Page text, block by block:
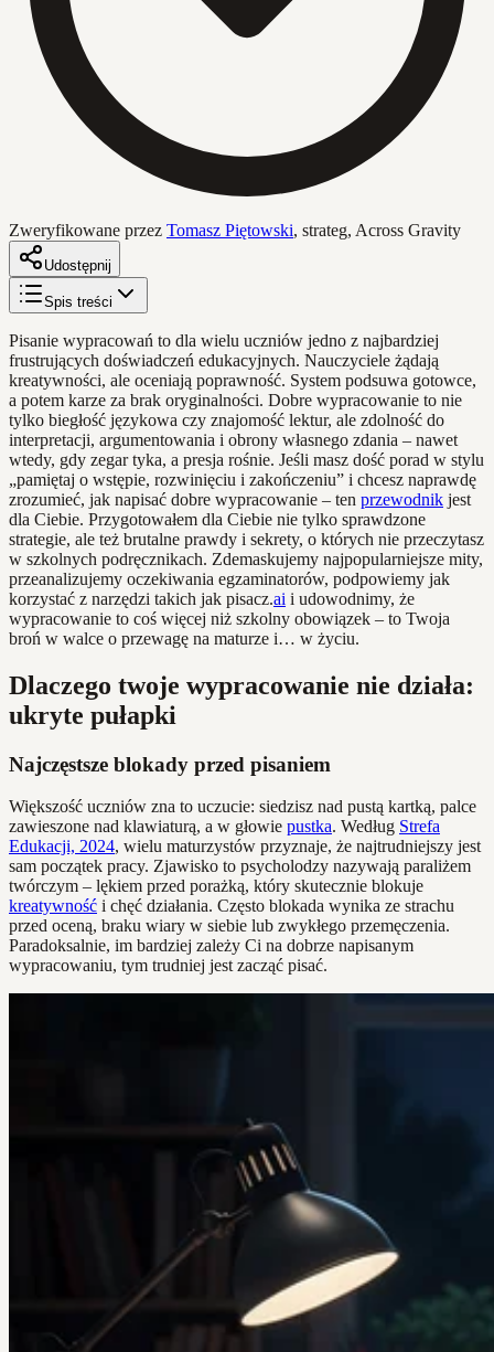
Zweryfikowane przez Tomasz Piętowski, strateg, Across Gravity
Udostępnij
Spis treści
Pisanie wypracowań to dla wielu uczniów jedno z najbardziej
frustrujących doświadczeń edukacyjnych. Nauczyciele żądają
kreatywności, ale oceniają poprawność. System podsuwa gotowce,
a potem karze za brak oryginalności. Dobre wypracowanie to nie
tylko biegłość językowa czy znajomość lektur, ale zdolność do
interpretacji, argumentowania i obrony własnego zdania – nawet
wtedy, gdy zegar tyka, a presja rośnie. Jeśli masz dość porad w stylu
„pamiętaj o wstępie, rozwinięciu i zakończeniu” i chcesz naprawdę
zrozumieć, jak napisać dobre wypracowanie – ten przewodnik jest
dla Ciebie. Przygotowałem dla Ciebie nie tylko sprawdzone
strategie, ale też brutalne prawdy i sekrety, o których nie przeczytasz
w szkolnych podręcznikach. Zdemaskujemy najpopularniejsze mity,
przeanalizujemy oczekiwania egzaminatorów, podpowiemy jak
korzystać z narzędzi takich jak pisacz.ai i udowodnimy, że
wypracowanie to coś więcej niż szkolny obowiązek – to Twoja
broń w walce o przewagę na maturze i… w życiu.
Dlaczego twoje wypracowanie nie działa:
ukryte pułapki
Najczęstsze blokady przed pisaniem
Większość uczniów zna to uczucie: siedzisz nad pustą kartką, palce
zawieszone nad klawiaturą, a w głowie pustka. Według Strefa
Edukacji, 2024, wielu maturzystów przyznaje, że najtrudniejszy jest
sam początek pracy. Zjawisko to psycholodzy nazywają paraliżem
twórczym – lękiem przed porażką, który skutecznie blokuje
kreatywność i chęć działania. Często blokada wynika ze strachu
przed oceną, braku wiary w siebie lub zwykłego przemęczenia.
Paradoksalnie, im bardziej zależy Ci na dobrze napisanym
wypracowaniu, tym trudniej jest zacząć pisać.